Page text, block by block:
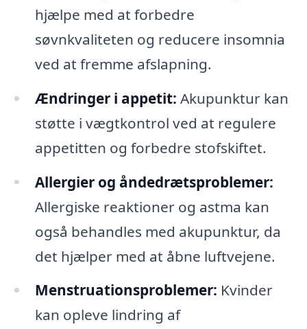
hjælpe med at forbedre
søvnkvaliteten og reducere insomnia
ved at fremme afslapning.
Ændringer i appetit: Akupunktur kan
støtte i vægtkontrol ved at regulere
appetitten og forbedre stofskiftet.
Allergier og åndedrætsproblemer:
Allergiske reaktioner og astma kan
også behandles med akupunktur, da
det hjælper med at åbne luftvejene.
Menstruationsproblemer: Kvinder
kan opleve lindring af